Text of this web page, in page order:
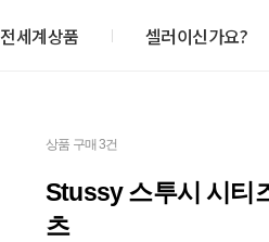
전세계상품 셀러이신가요?
상품 구매 3건
Stussy 스투시 시티
츠